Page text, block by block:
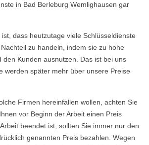
in Bad Berleburg Wemlighausen gar
dass heutzutage viele Schlüsseldienste
zu handeln, indem sie zu hohe
den Kunden ausnutzen. Das ist bei uns
werden später mehr über unsere Preise
Firmen hereinfallen wollen, achten Sie
vor Beginn der Arbeit einen Preis
beendet ist, sollten Sie immer nur den
genannten Preis bezahlen. Wegen